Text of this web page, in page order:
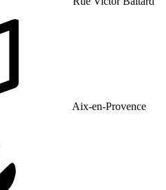
Aix-en-Provence